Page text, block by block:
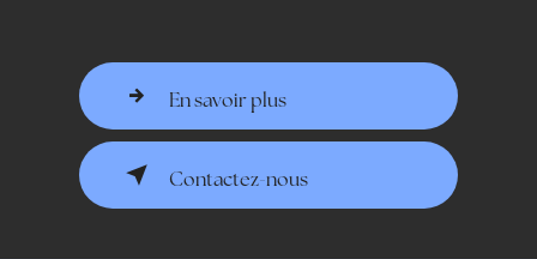
En savoir plus
Contactez-nous